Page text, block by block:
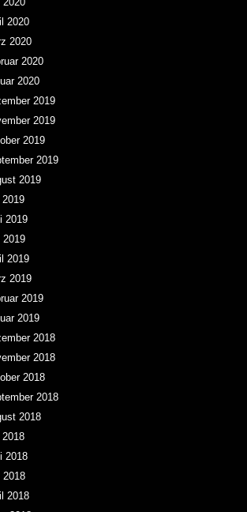
2020
2020
2020
2020
2019
2019
2019
2019
2019
2019
2019
2019
2019
2019
2019
2018
2018
2018
2018
2018
2018
2018
2018